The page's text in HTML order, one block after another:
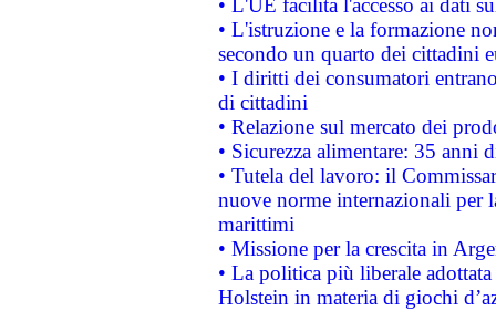
• L'UE facilita l'accesso ai dati
• L'istruzione e la formazione
secondo un quarto dei cittadini
• I diritti dei consumatori
di cittadini
• Relazione sul mercato dei
• Sicurezza alimentare: 35 anni
• Tutela del lavoro: il
nuove norme internazionali per
marittimi
• Missione per la crescita in
• La politica più liberale
Holstein in materia di giochi